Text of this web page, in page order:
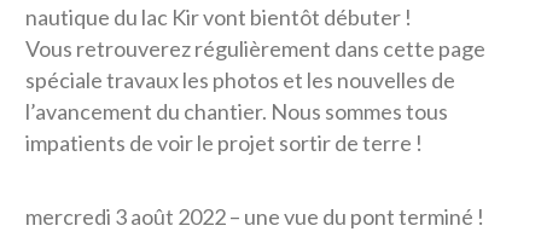
nautique du lac Kir vont bientôt débuter !
Vous retrouverez régulièrement dans cette page
spéciale travaux les photos et les nouvelles de
l’avancement du chantier. Nous sommes tous
impatients de voir le projet sortir de terre !
mercredi 3 août 2022 – une vue du pont terminé !